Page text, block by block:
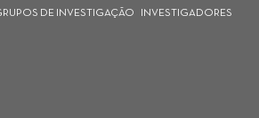
DE INVESTIGAÇÃO INVESTIGADORES